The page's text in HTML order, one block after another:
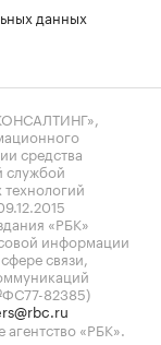
данных
средства
службой
«РБК»
информации
связи,
82385)
«РБК».